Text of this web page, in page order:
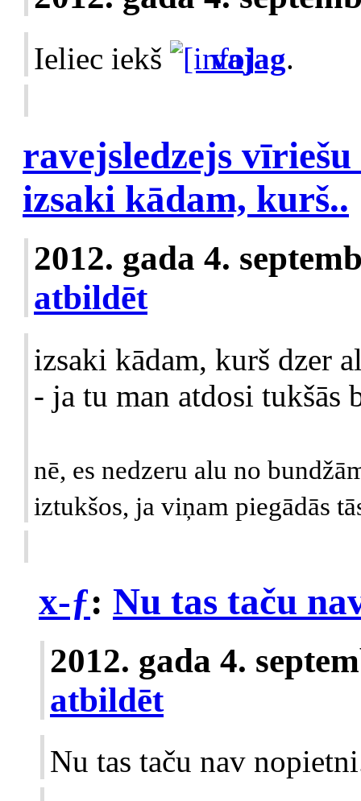
Ieliec iekš vajag.
ravejsledzejs vīriešu
izsaki kādam, kurš..
2012. gada 4.
atbildēt
izsaki kādam, kurš dzer
- ja tu man atdosi tukšās
nē, es nedzeru alu no
iztukšos, ja viņam piegādās
x-ƒ: Nu tas taču
2012. gada 4.
atbildēt
Nu tas taču nav